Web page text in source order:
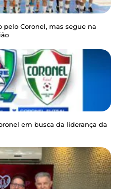
Coronel, mas segue na
em busca da liderança da